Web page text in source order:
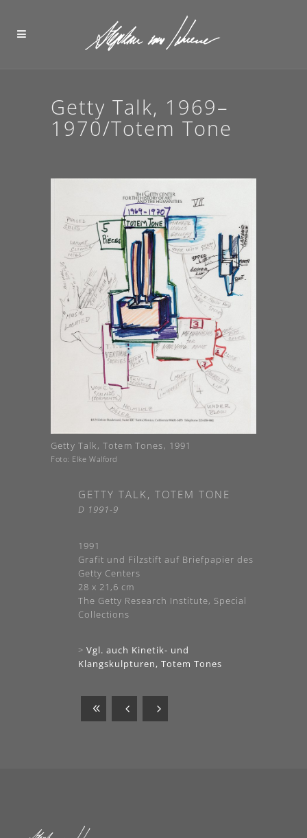
Getty Talk, 1969–
1970/Totem Tone
Getty Talk, Totem Tones, 1991
Foto: Elke Walford
GETTY TALK, TOTEM TONE
D 1991-9
1991
Grafit und Filzstift auf Briefpapier des
Getty Centers
28 x 21,6 cm
The Getty Research Institute, Special
Collections
> Vgl. auch Kinetik- und
Klangskulpturen, Totem Tones